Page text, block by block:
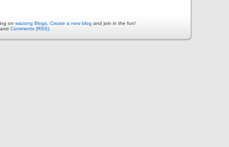
on wazong Blogs Create a new blog and join in the fun!
and Comments (RSS)